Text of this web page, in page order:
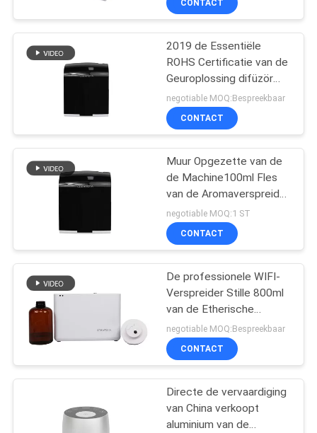
OM EEN
CITAAT
PRIVACYBELEID
Automatische
geurverspreider
body{background-
color:#FFFFFF} 非法
阻断154
window.onload =
function () { docu
49
Hvac-
geurverspreider
40
CONTACT
2019 de Essentiële
ROHS Certificatie van de
Geuroplossing difüzör
voor Detailhandel
negotiable MOQ:Bespreekbaar
CONTACT
Muur Opgezette van de
de Machine100ml Fles
van de Aromaverspreider
het Hotelzaal van
Crearoma Toepassing
negotiable MOQ:1 ST
CONTACT
De professionele WIFI-
Verspreider Stille 800ml
van de Etherische
olieverstuiver met
Ventilatorslot
negotiable MOQ:Bespreekbaar
CONTACT
Directe de vervaardiging
van China verkoopt
aluminium van de